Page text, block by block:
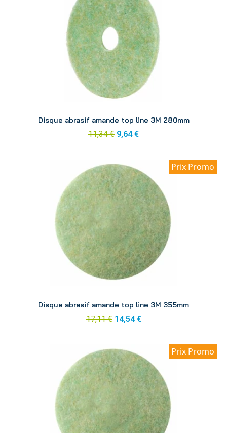
Disque abrasif amande top line 3M 280mm
11,34 € 9,64 €
Prix Promo
Disque abrasif amande top line 3M 355mm
17,11 € 14,54 €
Prix Promo